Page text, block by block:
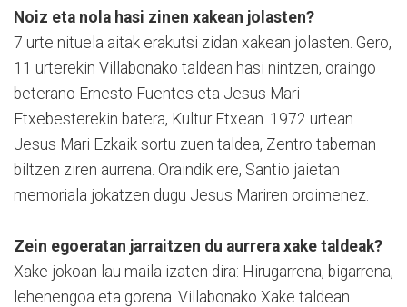
Noiz eta nola hasi zinen xakean jolasten?
7 urte nituela aitak erakutsi zidan xakean jolasten. Gero,
11 urterekin Villabonako taldean hasi nintzen, oraingo
beterano Ernesto Fuentes eta Jesus Mari
Etxebesterekin batera, Kultur Etxean. 1972 urtean
Jesus Mari Ezkaik sortu zuen taldea, Zentro tabernan
biltzen ziren aurrena. Oraindik ere, Santio jaietan
memoriala jokatzen dugu Jesus Mariren oroimenez.
Zein egoeratan jarraitzen du aurrera xake taldeak?
Xake jokoan lau maila izaten dira: Hirugarrena, bigarrena,
lehenengoa eta gorena. Villabonako Xake taldean